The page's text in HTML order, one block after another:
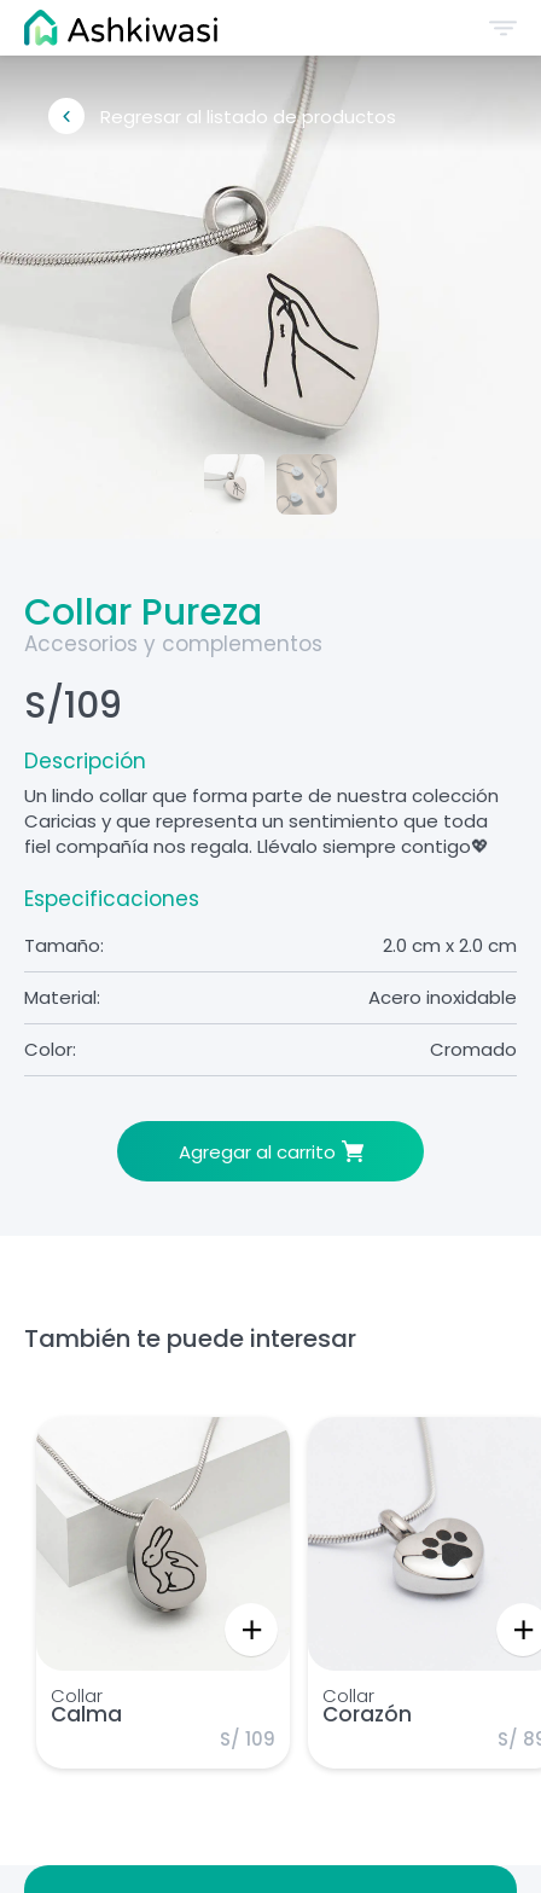
Regresar al listado de productos
Collar Pureza
Accesorios y complementos
S/109
Descripción
Un lindo collar que forma parte de nuestra colección
Caricias y que representa un sentimiento que toda
fiel compañía nos regala. Llévalo siempre contigo💖
Especificaciones
Tamaño: 2.0 cm x 2.0 cm
Material: Acero inoxidable
Color: Cromado
Agregar al carrito
También te puede interesar
Collar
Calma
S/ 109
Collar
Corazón
S/